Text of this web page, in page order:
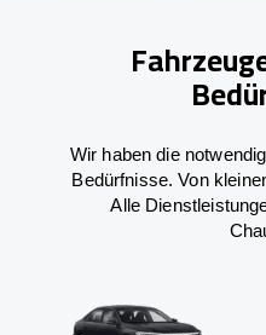
Wir haben die
Bedürfnisse. Von
Alle